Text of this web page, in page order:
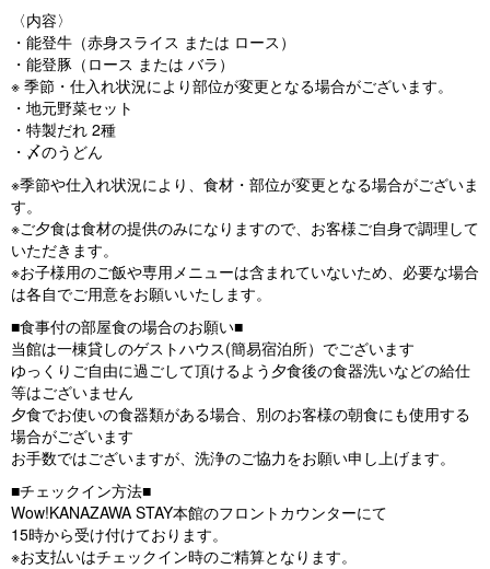
〈内容〉
・能登牛（赤身スライス または ロース）
・能登豚（ロース または バラ）
※ 季節・仕入れ状況により部位が変更となる場合がございます。
・地元野菜セット
・特製だれ 2種
・〆のうどん
※季節や仕入れ状況により、食材・部位が変更となる場合がございま
す。
※ご夕食は食材の提供のみになりますので、お客様ご自身で調理して
いただきます。
※お子様用のご飯や専用メニューは含まれていないため、必要な場合
は各自でご用意をお願いいたします。
■食事付の部屋食の場合のお願い■
当館は一棟貸しのゲストハウス(簡易宿泊所）でございます
ゆっくりご自由に過ごして頂けるよう夕食後の食器洗いなどの給仕
等はございません
夕食でお使いの食器類がある場合、別のお客様の朝食にも使用する
場合がございます
お手数ではございますが、洗浄のご協力をお願い申し上げます。
■チェックイン方法■
Wow!KANAZAWA STAY本館のフロントカウンターにて
15時から受け付けております。
※お支払いはチェックイン時のご精算となります。